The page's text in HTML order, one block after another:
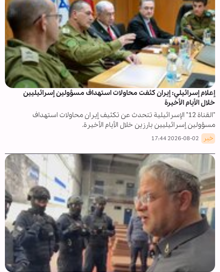
إعلام إسرائيلي: إيران كثفت محاولات استهداف مسؤولين إسرائيليين
خلال الأيام الأخيرة
"القناة 12" الإسرائيلية تتحدث عن تكثيف إيران محاولات استهداف
مسؤولين إسرائيليين بارزين خلال الأيام الأخيرة.
خبر 2026-08-02 17:44